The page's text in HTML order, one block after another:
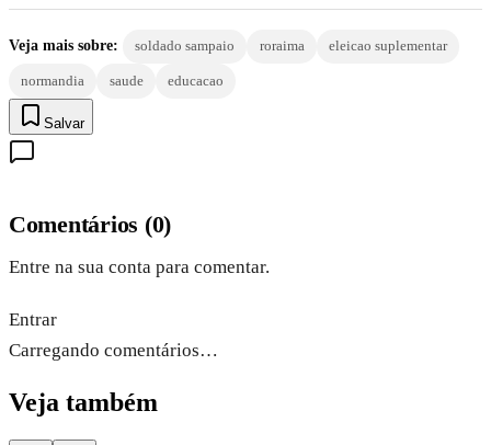
Veja mais sobre: soldado sampaio roraima eleicao suplementar
normandia saude educacao
Salvar
Comentários (0)
Entre na sua conta para comentar.
Entrar
Carregando comentários…
Veja também